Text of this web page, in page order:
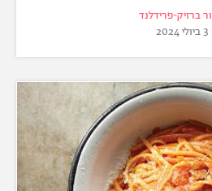
ברזיק-פרידלנד
3 ביולי 2024